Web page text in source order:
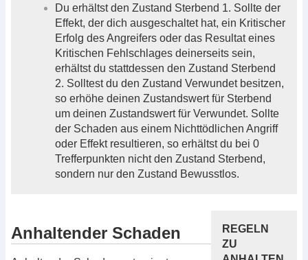
Du erhältst den Zustand Sterbend 1. Sollte der
Effekt, der dich ausgeschaltet hat, ein Kritischer
Erfolg des Angreifers oder das Resultat eines
Kritischen Fehlschlages deinerseits sein,
erhältst du stattdessen den Zustand Sterbend
2. Solltest du den Zustand Verwundet besitzen,
so erhöhe deinen Zustandswert für Sterbend
um deinen Zustandswert für Verwundet. Sollte
der Schaden aus einem Nichttödlichen Angriff
oder Effekt resultieren, so erhältst du bei 0
Trefferpunkten nicht den Zustand Sterbend,
sondern nur den Zustand Bewusstlos.
REGELN
ZU
Anhaltender Schaden